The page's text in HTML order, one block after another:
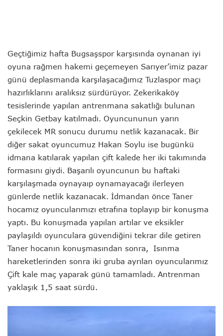
Geçtiğimiz hafta Bugsaşspor karşısında oynanan iyi
oyuna rağmen hakemi geçemeyen Sarıyer’imiz pazar
günü deplasmanda karşılaşacağımız Tuzlaspor maçı
hazırlıklarını aralıksız sürdürüyor. Zekerikaköy
tesislerinde yapılan antrenmana sakatlığı bulunan
Seçkin Getbay katılmadı. Oyuncununun yarın
çekilecek MR sonucu durumu netlik kazanacak. Bir
diğer sakat oyuncumuz Hakan Soylu ise bugünkü
idmana katılarak yapılan çift kalede her iki takımında
formasını giydi. Başarılı oyuncunun bu haftaki
karşılaşmada oynayaıp oynamayacağı ilerleyen
günlerde netlik kazanacak. İdmandan önce Taner
hocamız oyuncularımızı etrafına toplayıp bir konuşma
yaptı. Bu konuşmada yapılan artılar ve eksikler
paylaşıldı oyunculara güvendiğini tekrar dile getiren
Taner hocanın konuşmasından sonra, Isınma
hareketlerinden sonra iki gruba ayrılan oyuncularımız
Çift kale maç yaparak günü tamamladı. Antrenman
yaklaşık 1,5 saat sürdü.